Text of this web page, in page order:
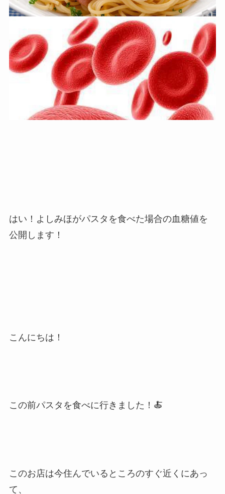
はい！よしみほがパスタを食べた場合の血糖値を
公開します！
こんにちは！
この前パスタを食べに行きました！🍝
このお店は今住んでいるところのすぐ近くにあっ
て、